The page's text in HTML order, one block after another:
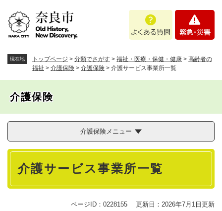
あ
問
・
現在地 トップページ > 分類でさがす > 福祉・医療・保健・健康 > 高齢者の
福祉 > 介護保険 > 介護保険 > 介護サービス事業所一覧
介護保険
介護保険メニュー
本
介護サービス事業所一覧
ページID：0228155 更新日：2026年7月1日更新